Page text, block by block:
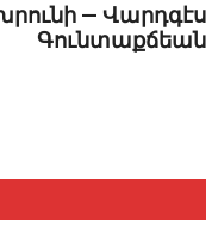
— Վարդգէս
Գունտաքճեան